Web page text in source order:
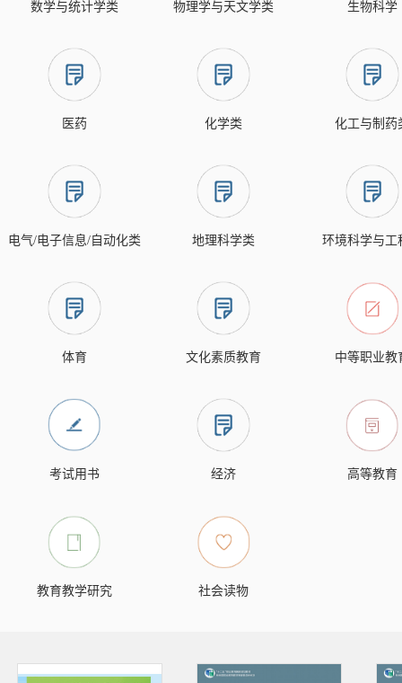
数学与统计学类 物理学与天文学类 生物科学
医药 化学类 化工与制药
电气/电子信息/自动化类 地理科学类 环境科学与工
体育 文化素质教育 中等职业教
考试用书 经济 高等教育
教育教学研究 社会读物